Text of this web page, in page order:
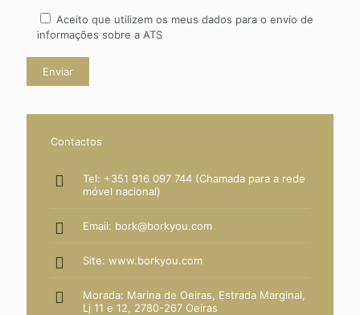
Aceito que utilizem os meus dados para o envio de
informações sobre a ATS
Contactos
Tel: +351 916 097 744 (Chamada para a rede
móvel nacional)
Email: bork@borkyou.com
Site: www.borkyou.com
Morada: Marina de Oeiras, Estrada Marginal,
Lj 11 e 12, 2780-267 Oeiras